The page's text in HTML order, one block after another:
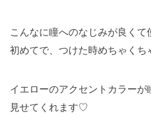
こんなに瞳へのなじみが良く
初めてで、つけた時めちゃくち
イエローのアクセントカラー
見せてくれます♡